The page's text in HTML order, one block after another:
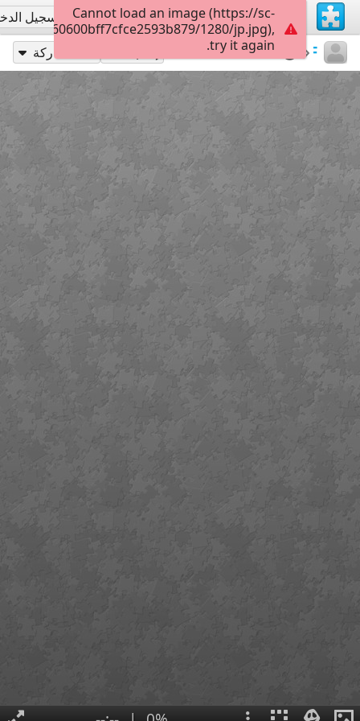
تسجيل الاشتراك تسجيل
PatriciaF
BotanyBay
Photos مشاركة
Cannot load an image (https://sc-
1280/jp.jpg),
try it again.